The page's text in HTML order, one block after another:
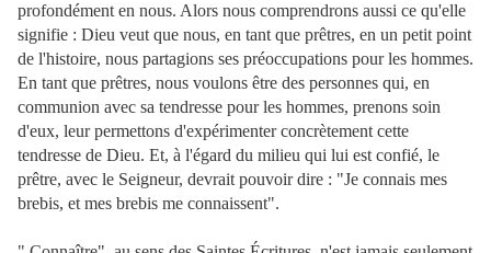
profondément en nous. Alors nous comprendrons aussi ce qu'elle
signifie : Dieu veut que nous, en tant que prêtres, en un petit point
de l'histoire, nous partagions ses préoccupations pour les hommes.
En tant que prêtres, nous voulons être des personnes qui, en
communion avec sa tendresse pour les hommes, prenons soin
d'eux, leur permettons d'expérimenter concrètement cette
tendresse de Dieu. Et, à l'égard du milieu qui lui est confié, le
prêtre, avec le Seigneur, devrait pouvoir dire : "Je connais mes
brebis, et mes brebis me connaissent".